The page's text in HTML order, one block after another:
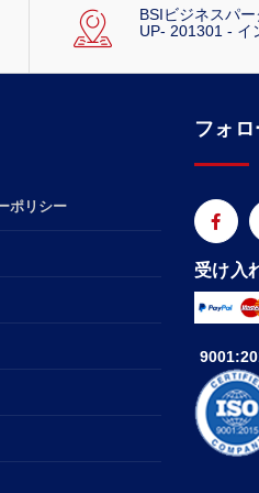
BSIビジネスパ
UP- 201301 - イ
ポリシー
フォ
受け入